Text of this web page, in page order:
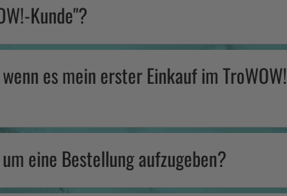
Kunde"?
es mein erster Einkauf im TroWOW!
eine Bestellung aufzugeben?